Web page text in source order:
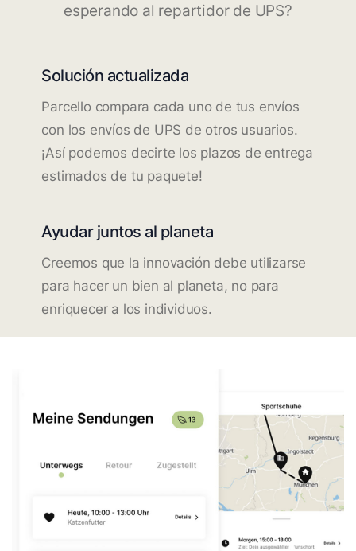
esperando al repartidor de UPS?
Solución actualizada
Parcello compara cada uno de tus envíos
con los envíos de UPS de otros usuarios.
¡Así podemos decirte los plazos de entrega
estimados de tu paquete!
Ayudar juntos al planeta
Creemos que la innovación debe utilizarse
para hacer un bien al planeta, no para
enriquecer a los individuos.